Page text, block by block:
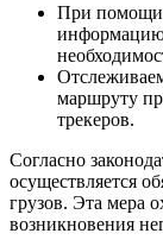
При помощи
информацию
маршруту
трекеров.
Согласно
осуществляется
грузов. Эта мера
возникновения